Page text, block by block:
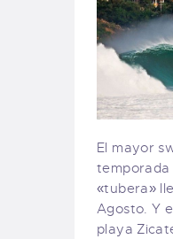
El mayor
temporada
«tubera»
Agosto. Y
playa